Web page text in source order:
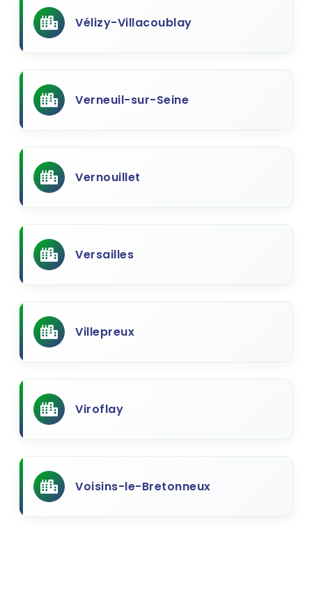
Vélizy-Villacoublay
Verneuil-sur-Seine
Vernouillet
Versailles
Villepreux
Viroflay
Voisins-le-Bretonneux